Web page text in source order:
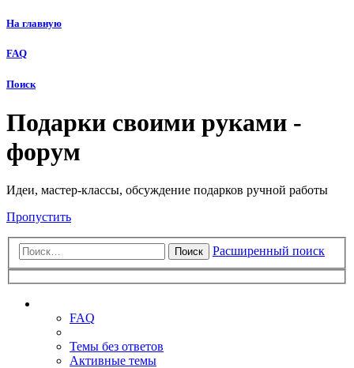
На главную
FAQ
Поиск
Подарки своими руками -
форум
Идеи, мастер-классы, обсуждение подарков ручной работы
Пропустить
Поиск Расширенный поиск
FAQ
Темы без ответов
Активные темы